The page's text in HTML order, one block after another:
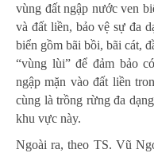
vùng đất ngập nước ven
và đất liền, bảo vệ sự đa
biển gồm bãi bồi, bãi cát,
“vùng lùi” để đảm bảo
ngập mặn vào đất liền
cùng là trồng rừng đa
khu vực này.
Ngoài ra, theo TS. Vũ